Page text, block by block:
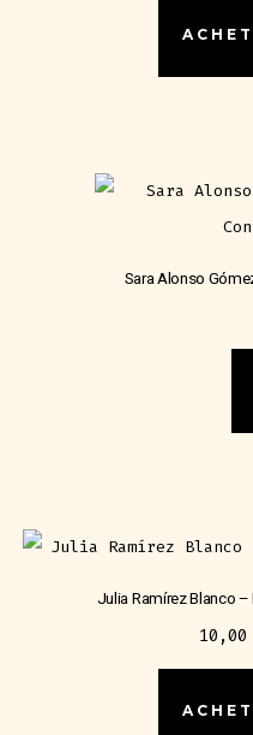
Sara Alonso
Julia Ramírez Blanco
10,00